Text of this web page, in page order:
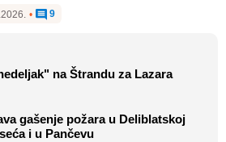
• 9
na Štrandu za Lazara
gašenje požara u Deliblatskoj
i u Pančevu